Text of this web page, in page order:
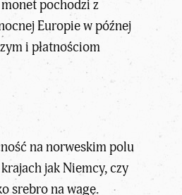
pochodzi z
Europie w późnej
i płatnościom
na norweskim polu
jak Niemcy, czy
srebro na wagę.